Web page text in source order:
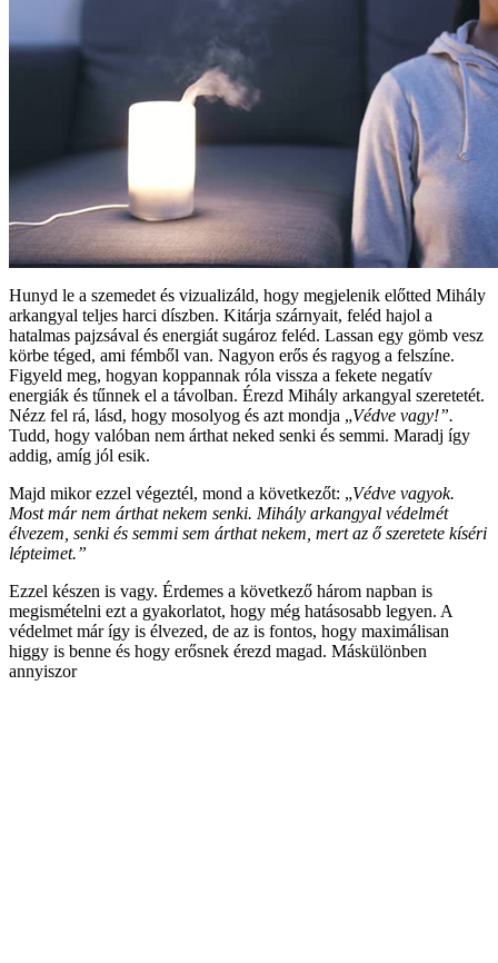
Hunyd le a szemedet és vizualizáld, hogy megjelenik előtted Mihály
arkangyal teljes harci díszben. Kitárja szárnyait, feléd hajol a
hatalmas pajzsával és energiát sugároz feléd. Lassan egy gömb vesz
körbe téged, ami fémből van. Nagyon erős és ragyog a felszíne.
Figyeld meg, hogyan koppannak róla vissza a fekete negatív
energiák és tűnnek el a távolban. Érezd Mihály arkangyal szeretetét.
Nézz fel rá, lásd, hogy mosolyog és azt mondja „Védve vagy!”.
Tudd, hogy valóban nem árthat neked senki és semmi. Maradj így
addig, amíg jól esik.
Majd mikor ezzel végeztél, mond a következőt: „Védve vagyok.
Most már nem árthat nekem senki. Mihály arkangyal védelmét
élvezem, senki és semmi sem árthat nekem, mert az ő szeretete kíséri
lépteimet.”
Ezzel készen is vagy. Érdemes a következő három napban is
megismételni ezt a gyakorlatot, hogy még hatásosabb legyen. A
védelmet már így is élvezed, de az is fontos, hogy maximálisan
higgy is benne és hogy erősnek érezd magad. Máskülönben
annyiszor